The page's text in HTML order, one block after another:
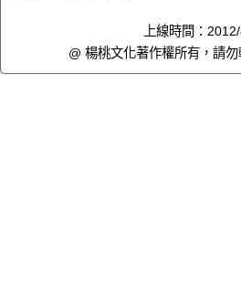
上線時間：
@ 楊桃文化著作權所有，請